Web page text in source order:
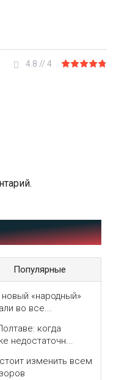
4.8 // 4
Популярные
«народный»
во все...
когда
недостаточн...
изменить всем